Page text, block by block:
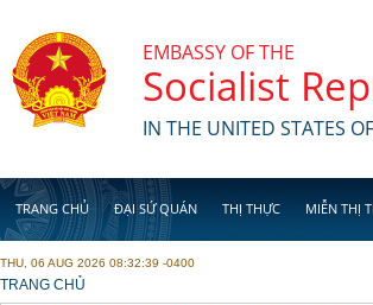
EMBASSY OF THE
Socialist
IN THE UNITED STATES
TRANG CHỦ ĐẠI SỨ QUÁN THỊ THỰC MIỄN THỊ
THU, 06 AUG 2026 08:32:39 -0400
YOU ARE HERE
TRANG CHỦ